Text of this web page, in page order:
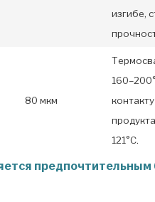
изгибе,
80 мкм
121°C.
предпочтительным